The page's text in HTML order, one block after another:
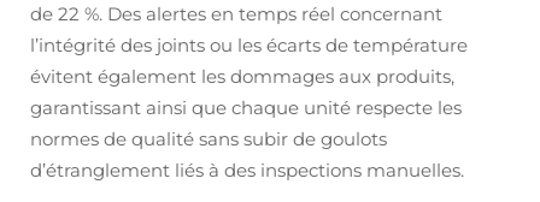
de 22 %. Des alertes en temps réel concernant
l’intégrité des joints ou les écarts de température
évitent également les dommages aux produits,
garantissant ainsi que chaque unité respecte les
normes de qualité sans subir de goulots
d’étranglement liés à des inspections manuelles.